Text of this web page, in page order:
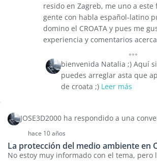
resido en Zagreb, me uno a
gente con habla español-latino
domino el CROATA y pues me
experiencia y comentarios
bienvenida Natalia ;) Aquí
puedes arreglar asta que
de croata ;) Leer más
JOSE3D2000 ha respondido a una
hace 10 años
La protección del medio ambiente en
No estoy muy informado con el tema, pero